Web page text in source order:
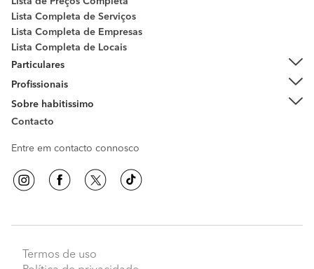
Lista Completa de Serviços
Lista Completa de Empresas
Lista Completa de Locais
Particulares
Profissionais
Sobre habitissimo
Contacto
Entre em contacto connosco
Termos de uso